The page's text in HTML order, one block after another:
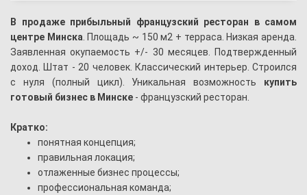
В продаже прибыльный французский ресторан в самом
центре Минска . Площадь ~ 150 м2 + терраса. Низкая аренда.
Заявленная окупаемость +/- 30 месяцев. Подтвержденный
доход. Штат - 20 человек. Классический интерьер. Строился
с нуля (полный цикл). Уникальная возможность купить
готовый бизнес в Минске - французский ресторан.
Кратко:
понятная концепция;
правильная локация;
отлаженные бизнес процессы;
профессиональная команда;